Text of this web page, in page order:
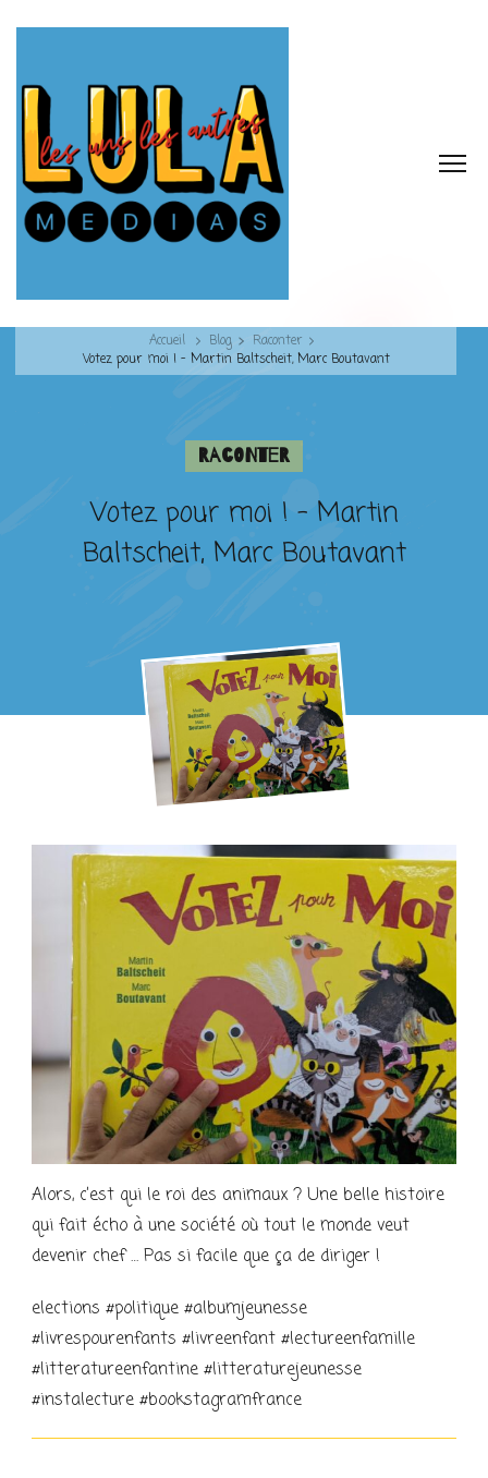
Accueil Blog
Raconter
Votez pour moi ! – Martin Baltscheit, Marc Boutavant
Raconter
Votez pour moi ! – Martin
Baltscheit, Marc Boutavant
Alors, c’est qui le roi des animaux ? Une belle histoire
qui fait écho à une société où tout le monde veut
devenir chef … Pas si facile que ça de diriger !
elections #politique #albumjeunesse
#livrespourenfants #livreenfant #lectureenfamille
#litteratureenfantine #litteraturejeunesse
#instalecture #bookstagramfrance